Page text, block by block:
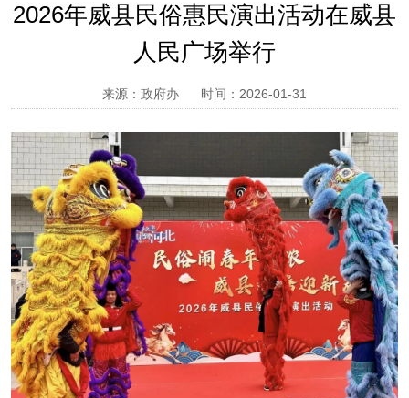
2026年威县民俗惠民演出活动在威县
人民广场举行
来源：政府办 时间：2026-01-31